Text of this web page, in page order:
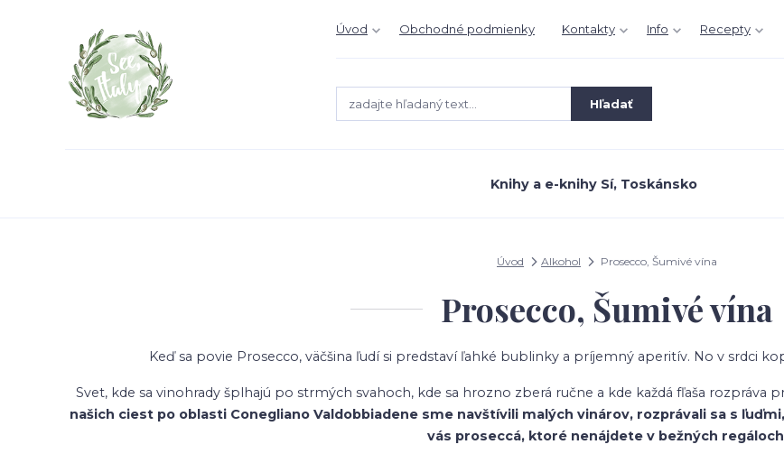
Úvod Obchodné podmienky Kontakty Info Recepty
Hľadať
Knihy a e-knihy Sí, Toskánsko
Úvod Alkohol Prosecco, Šumivé vína
Prosecco, Šumivé vína
Keď sa povie Prosecco, väčšina ľudí si predstaví ľahké bublinky a príjemný aperitív. No v srdci
Svet, kde sa vinohrady šplhajú po strmých svahoch, kde sa hrozno zberá ručne a kde každá fľaša rozpráva
našich ciest po oblasti Conegliano Valdobbiadene sme navštívili malých vinárov, rozprávali sa s
vás proseccá, ktoré nenájdete v bežných